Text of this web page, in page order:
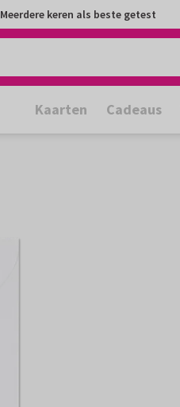
Meerdere keren als beste getest
Kaarten Cadeaus